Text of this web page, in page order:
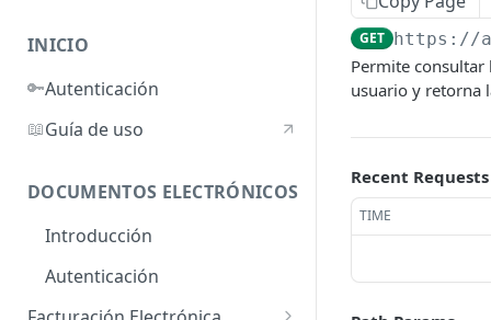
INICIO
🔑Autenticación
📖Guía de uso
DOCUMENTOS ELECTRÓNICOS
Introducción
Autenticación
GET https://
Permite
usuario y retorna
Recent Requests
TIME